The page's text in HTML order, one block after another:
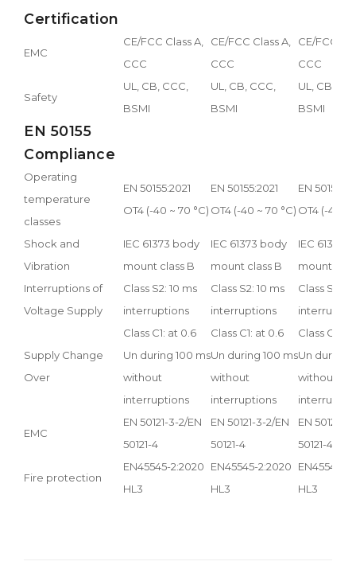
Certification
EMC
CE/FCC Class A,
CCC
CE/FCC Class A,
CCC
CE/FCC
CCC
Safety
UL, CB, CCC,
BSMI
UL, CB, CCC,
BSMI
UL, CB,
BSMI
EN 50155
Compliance
Operating
temperature
classes
EN 50155:2021
OT4 (-40 ~ 70 °C)
EN 50155:2021
OT4 (-40 ~ 70 °C)
EN
OT4 (-40 ~
Shock and
Vibration
IEC 61373 body
mount class B
IEC 61373 body
mount class B
IEC 61373
mount
Interruptions of
Voltage Supply
Class S2: 10 ms
interruptions
Class S2: 10 ms
interruptions
Class S2:
Supply Change
Over
Class C1: at 0.6
Un during 100 ms
without
interruptions
Class C1: at 0.6
Un during 100 ms
without
interruptions
Class C1:
Un during
without
EMC
EN 50121-3-2/EN
50121-4
EN 50121-3-2/EN
50121-4
EN 50121-
50121-4
Fire protection
EN45545-2:2020
HL3
EN45545-2:2020
HL3
EN45545-
HL3